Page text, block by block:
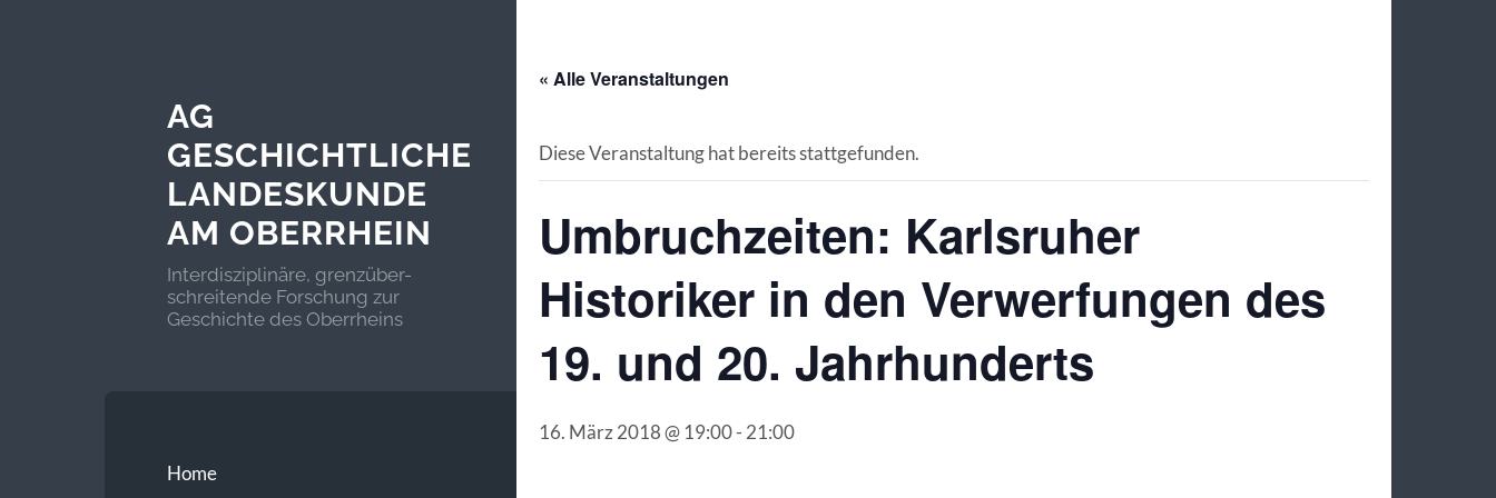
AG
GESCHICHTLICHE
LANDESKUNDE
AM OBERRHEIN
Interdisziplinäre, grenzüber-
schreitende Forschung zur
Geschichte des Oberrheins
Home
« Alle Veranstaltungen
Diese Veranstaltung hat bereits stattgefunden.
Umbruchzeiten: Karlsruher
Historiker in den Verwerfungen des
19. und 20. Jahrhunderts
16. März 2018 @ 19:00- 21:00